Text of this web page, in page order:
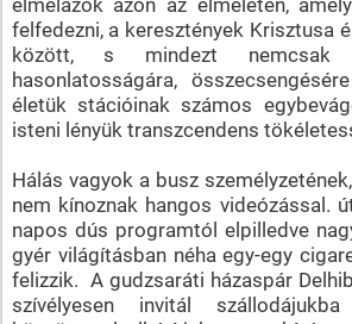
felfedezni, a keresztények Krisztusa
között, s mindezt nemcsak
hasonlatosságára,
életük stációinak számos
isteni lényük transzcendens
Hálás vagyok a busz
nem kínoznak hangos videózással.
napos dús programtól elpilledve
gyér világításban néha egy-egy
felizzik. A gudzsaráti házaspár
szívélyesen invitál